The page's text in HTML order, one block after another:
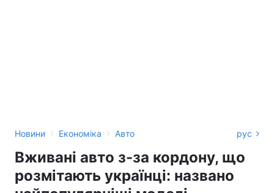
Новини › Економіка › Авто рус
Вживані авто з-за кордону, що
розмітають українці: названо